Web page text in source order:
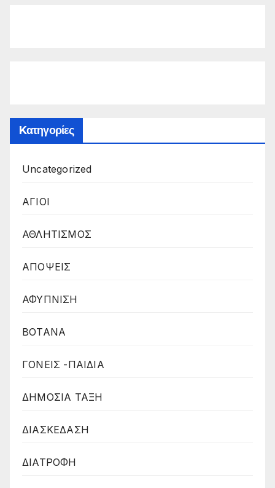
Kατηγορίες
Uncategorized
ΑΓΙΟΙ
ΑΘΛΗΤΙΣΜΟΣ
ΑΠΟΨΕΙΣ
ΑΦΥΠΝΙΣΗ
ΒΟΤΑΝΑ
ΓΟΝΕΙΣ -ΠΑΙΔΙΑ
ΔΗΜΟΣΙΑ ΤΑΞΗ
ΔΙΑΣΚΕΔΑΣΗ
ΔΙΑΤΡΟΦΗ